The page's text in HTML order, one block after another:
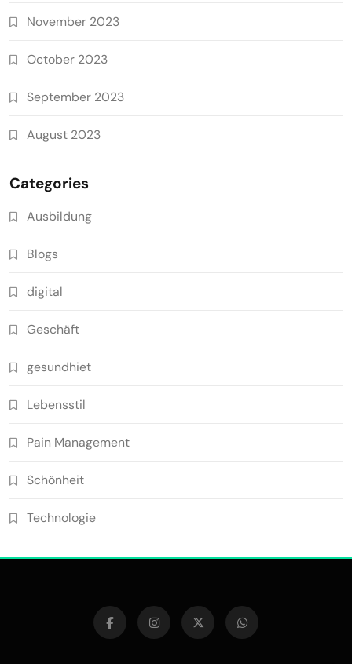
November 2023
October 2023
September 2023
August 2023
Categories
Ausbildung
Blogs
digital
Geschäft
gesundhiet
Lebensstil
Pain Management
Schönheit
Technologie